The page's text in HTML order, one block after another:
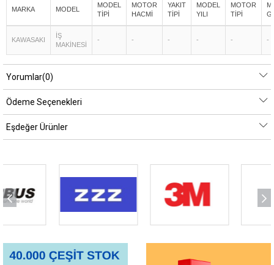
MARKA MODEL
MODEL
TİPİ
MOTOR
HACMİ
YAKIT
TİPİ
MODEL
YILI
MOTOR
TİPİ
KAWASAKI
İŞ
MAKİNESİ
- - - - - -
Yorumlar(0)
Ödeme Seçenekleri
Eşdeğer Ürünler